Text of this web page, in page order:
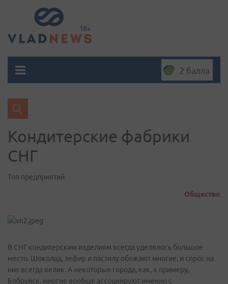
2 балла
Кондитерские фабрики
СНГ
Топ предприятий
Общество
В СНГ кондитерским изделиям всегда уделялось большое
место. Шоколад, зефир и пастилу обожают многие, и спрос на
них всегда велик. А некоторые города, как, к примеру,
Бобруйск, многие вообще ассоциируют именно с